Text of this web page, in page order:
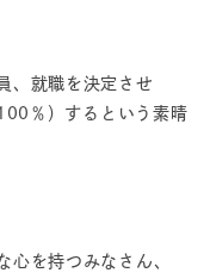
、就職を決定させ
％）するという素晴
を持つみなさん、